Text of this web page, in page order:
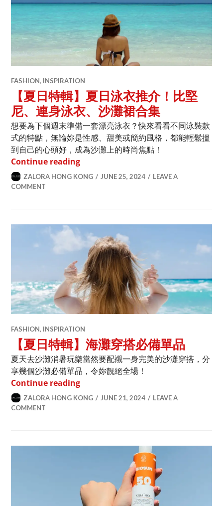
FASHION, INSPIRATION
【夏日特輯】夏日泳衣推介！比堅
尼、連身泳衣、沙灘裙合集
想要為下個週末準備一套漂亮泳衣？快來看看不同泳裝款
式的特點，無論妳是性感、甜美或簡約風格，都能輕鬆搵
到自己的心頭好，成為沙灘上的時尚焦點！
Continue reading【夏日特輯】夏日泳衣推介！比堅尼、
ZALORA HONG KONG JUNE 25, 2024
LEAVE A
COMMENT
FASHION, INSPIRATION
【夏日特輯】海灘穿搭必備單品
夏天去沙灘消暑玩樂當然要配襯一身完美的沙灘穿搭，分
享幾個沙灘必備單品，令妳靚絕全場！
Continue reading【夏日特輯】海灘穿搭必備單品
ZALORA HONG KONG JUNE 21, 2024
LEAVE A
COMMENT